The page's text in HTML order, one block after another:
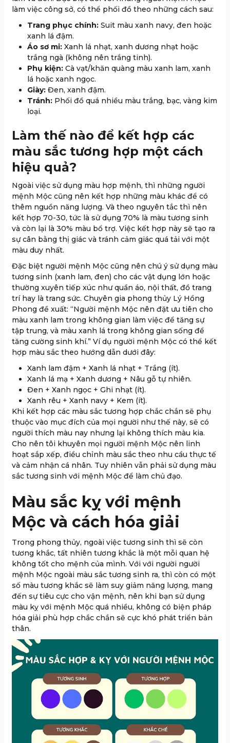
làm việc công sở, có thể phối đồ theo những cách sau:
Trang phục chính: Suit màu xanh navy, đen hoặc
xanh lá đậm.
Áo sơ mi: Xanh lá nhạt, xanh dương nhạt hoặc
trắng ngà (không nên trắng tinh).
Phụ kiện: Cà vạt/khăn quàng màu xanh lam, xanh
lá hoặc xanh ngọc.
Giày: Đen, xanh đậm.
Tránh: Phối đồ quá nhiều màu trắng, bạc, vàng kim
loại.
Làm thế nào để kết hợp các
màu sắc tương hợp một cách
hiệu quả?
Ngoài việc sử dụng màu hợp mệnh, thì những người
mệnh Mộc cũng nên kết hợp những màu khác để có
thêm nguồn năng lượng. Và theo nguyên tắc thì nên
kết hợp 70-30, tức là sử dụng 70% là màu tương sinh
và còn lại là 30% màu bổ trợ. Việc kết hợp này sẽ tạo ra
sự cân bằng thị giác và tránh cảm giác quá tải với một
màu duy nhất.
Đặc biệt người mệnh Mộc cũng nên chú ý sử dụng màu
tương sinh (xanh lam, đen) cho các vật dụng lớn hoặc
thường xuyên tiếp xúc như quần áo, nội thất, đồ trang
trí hay là trang sức. Chuyên gia phong thủy Lý Hồng
Phong đề xuất: “Người mệnh Mộc nên đặt ưu tiên cho
màu xanh lam trong không gian làm việc để tăng sự
tập trung, và màu xanh lá trong không gian sống để
tăng cường sinh khí.” Ví dụ người mệnh Mộc có thể kết
hợp màu sắc theo hướng dẫn dưới đây:
Xanh lam đậm + Xanh lá nhạt + Trắng (ít).
Xanh lá mạ + Xanh dương + Nâu gỗ tự nhiên.
Đen + Xanh ngọc + Ghi nhạt (ít).
Xanh rêu + Xanh navy + Kem (ít).
Khi kết hợp các màu sắc tương hợp chắc chắn sẽ phụ
thuộc vào mục đích của mọi người như thế này, sẽ có
người thích màu nay nhưng lại không thích màu kia.
Cho nên tôi khuyên mọi người mệnh Mộc nên linh
hoạt sắp xếp, điều chỉnh màu sắc theo nhu cầu thực tế
và cảm nhận cá nhân. Tuy nhiên vẫn phải sử dụng màu
sắc tương sinh với mệnh Mộc để làm chủ đạo.
Màu sắc kỵ với mệnh
Mộc và cách hóa giải
Trong phong thủy, ngoài việc tương sinh thì sẽ còn
tương khắc, tất nhiên tương khắc là một mỗi quan hệ
không tốt cho mệnh của mình. Với với người người
mệnh Mộc ngoài màu sắc tương sinh ra, thì còn có một
số màu tương khắc sẽ làm suy giảm năng lượng, mang
đến sự tiêu cực cho vận mệnh, nên khi bạn sử dụng
màu kỵ với mệnh Mộc quá nhiều, không có biện pháp
hóa giải phù hợp chắc chắn sẽ cực khó phát triển bản
thân.